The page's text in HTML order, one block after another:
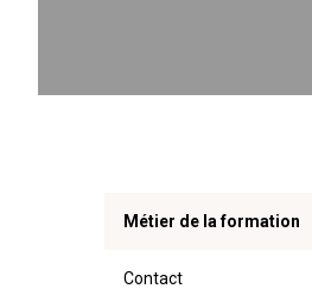
Métier de la formation
Contact